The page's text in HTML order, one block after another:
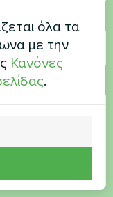
όλα τα
με την
Κανόνες
.